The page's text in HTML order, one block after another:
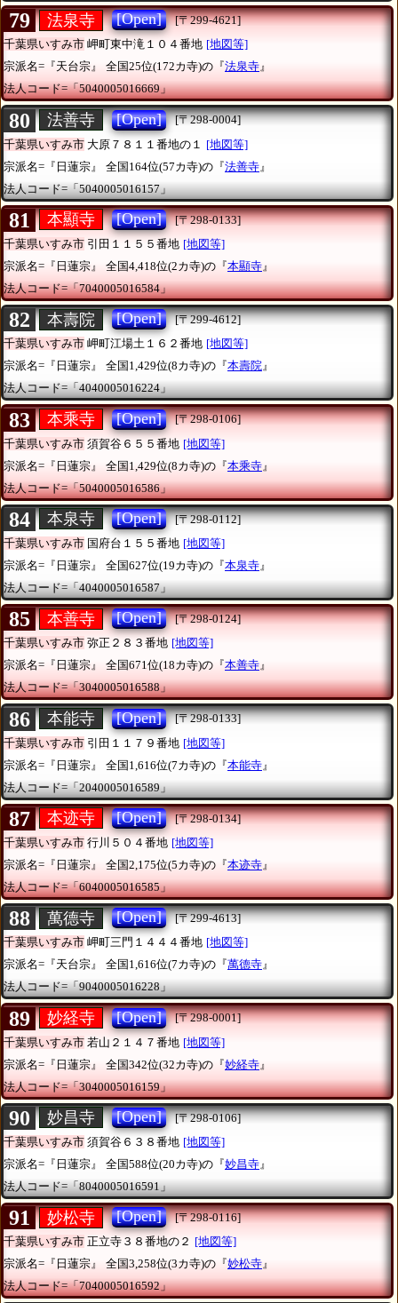
79 法泉寺 [Open]
[〒299-4621]
千葉県いすみ市 岬町東中滝１０４番地 [地図等]
宗派名=『天台宗』
全国25位(172カ寺)の『法泉寺』
法人コード=「5040005016669」
80 法善寺 [Open]
[〒298-0004]
千葉県いすみ市 大原７８１１番地の１
[地図等]
宗派名=『日蓮宗』
全国164位(57カ寺)の『法善寺 』
法人コード=「5040005016157」
81 本顯寺 [Open]
[〒298-0133]
千葉県いすみ市 引田１１５５番地 [地図等]
宗派名=『日蓮宗』
全国4,418位(2カ寺)の『本顯寺 』
法人コード=「7040005016584」
82 本壽院 [Open]
[〒299-4612]
千葉県いすみ市 岬町江場土１６２番地 [地図等]
宗派名=『日蓮宗』
全国1,429位(8カ寺)の『本壽院』
法人コード=「4040005016224」
83 本乘寺 [Open]
[〒298-0106]
千葉県いすみ市 須賀谷６５５番地 [地図等]
宗派名=『日蓮宗』
全国1,429位(8カ寺)の『本乘寺 』
法人コード=「5040005016586」
84 本泉寺 [Open]
[〒298-0112]
千葉県いすみ市 国府台１５５番地 [地図等]
宗派名=『日蓮宗』
全国627位(19カ寺)の『本泉寺 』
法人コード=「4040005016587」
85 本善寺 [Open]
[〒298-0124]
千葉県いすみ市 弥正２８３番地 [地図等]
宗派名=『日蓮宗』
全国671位(18カ寺)の『本善寺』
法人コード=「3040005016588」
86 本能寺 [Open]
[〒298-0133]
千葉県いすみ市 引田１１７９番地 [地図等]
宗派名=『日蓮宗』
全国1,616位(7カ寺)の『本能寺 』
法人コード=「2040005016589」
87 本迹寺 [Open]
[〒298-0134]
千葉県いすみ市 行川５０４番地 [地図等]
宗派名=『日蓮宗』
全国2,175位(5カ寺)の『本迹寺 』
法人コード=「6040005016585」
88 萬德寺 [Open]
[〒299-4613]
千葉県いすみ市 岬町三門１４４４番地 [地図等]
宗派名=『天台宗』
全国1,616位(7カ寺)の『萬德寺』
法人コード=「9040005016228」
89 妙経寺 [Open]
[〒298-0001]
千葉県いすみ市 若山２１４７番地 [地図等]
宗派名=『日蓮宗』
全国342位(32カ寺)の『妙経寺 』
法人コード=「3040005016159」
90 妙昌寺 [Open]
[〒298-0106]
千葉県いすみ市 須賀谷６３８番地 [地図等]
宗派名=『日蓮宗』
全国588位(20カ寺)の『妙昌寺 』
法人コード=「8040005016591」
91 妙松寺 [Open]
[〒298-0116]
千葉県いすみ市 正立寺３８番地の２ [地図等]
宗派名=『日蓮宗』
全国3,258位(3カ寺)の『妙松寺』
法人コード=「7040005016592」